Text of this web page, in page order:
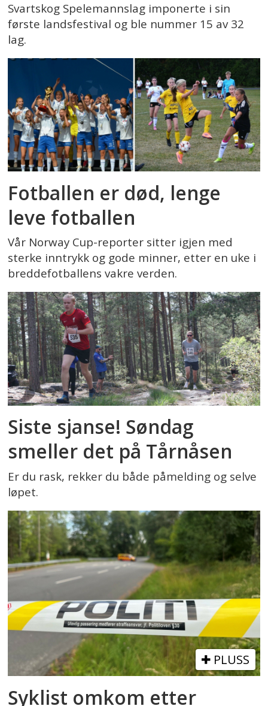
Svartskog Spelemannslag imponerte i sin
første landsfestival og ble nummer 15 av 32
lag.
Fotballen er død, lenge
leve fotballen
Vår Norway Cup-reporter sitter igjen med
sterke inntrykk og gode minner, etter en uke i
breddefotballens vakre verden.
Siste sjanse! Søndag
smeller det på Tårnåsen
Er du rask, rekker du både påmelding og selve
løpet.
PLUSS
Syklist omkom etter